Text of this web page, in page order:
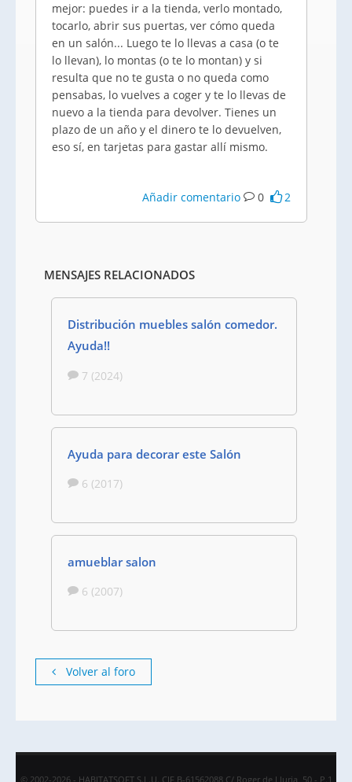
mejor: puedes ir a la tienda, verlo montado,
tocarlo, abrir sus puertas, ver cómo queda
en un salón... Luego te lo llevas a casa (o te
lo llevan), lo montas (o te lo montan) y si
resulta que no te gusta o no queda como
pensabas, lo vuelves a coger y te lo llevas de
nuevo a la tienda para devolver. Tienes un
plazo de un año y el dinero te lo devuelven,
eso sí, en tarjetas para gastar allí mismo.
Añadir comentario 0 2
MENSAJES RELACIONADOS
Distribución muebles salón comedor.
Ayuda!!
7 (2024)
Ayuda para decorar este Salón
6 (2017)
amueblar salon
6 (2007)
Volver al foro
© 2002-2026 - HABITATSOFT S.L.U. CIF B-61562088 C/ Roger de Lluria, 50 - P.1